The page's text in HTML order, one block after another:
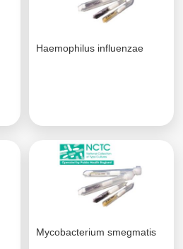
Haemophilus influenzae
Mycobacterium smegmatis